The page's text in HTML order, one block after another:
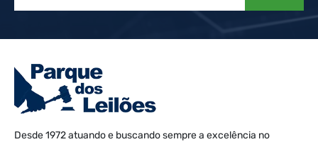
Desde 1972 atuando e buscando sempre a excelência no